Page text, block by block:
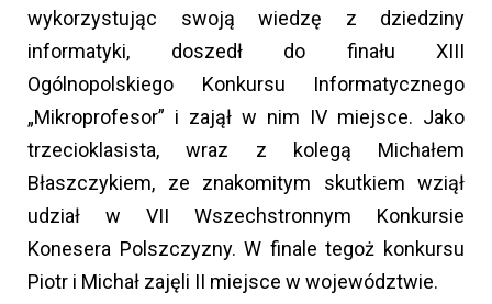
wykorzystując swoją wiedzę z dziedziny
informatyki, doszedł do finału XIII
Ogólnopolskiego Konkursu Informatycznego
„Mikroprofesor” i zajął w nim IV miejsce. Jako
trzecioklasista, wraz z kolegą Michałem
Błaszczykiem, ze znakomitym skutkiem wziął
udział w VII Wszechstronnym Konkursie
Konesera Polszczyzny. W finale tegoż konkursu
Piotr i Michał zajęli II miejsce w województwie.